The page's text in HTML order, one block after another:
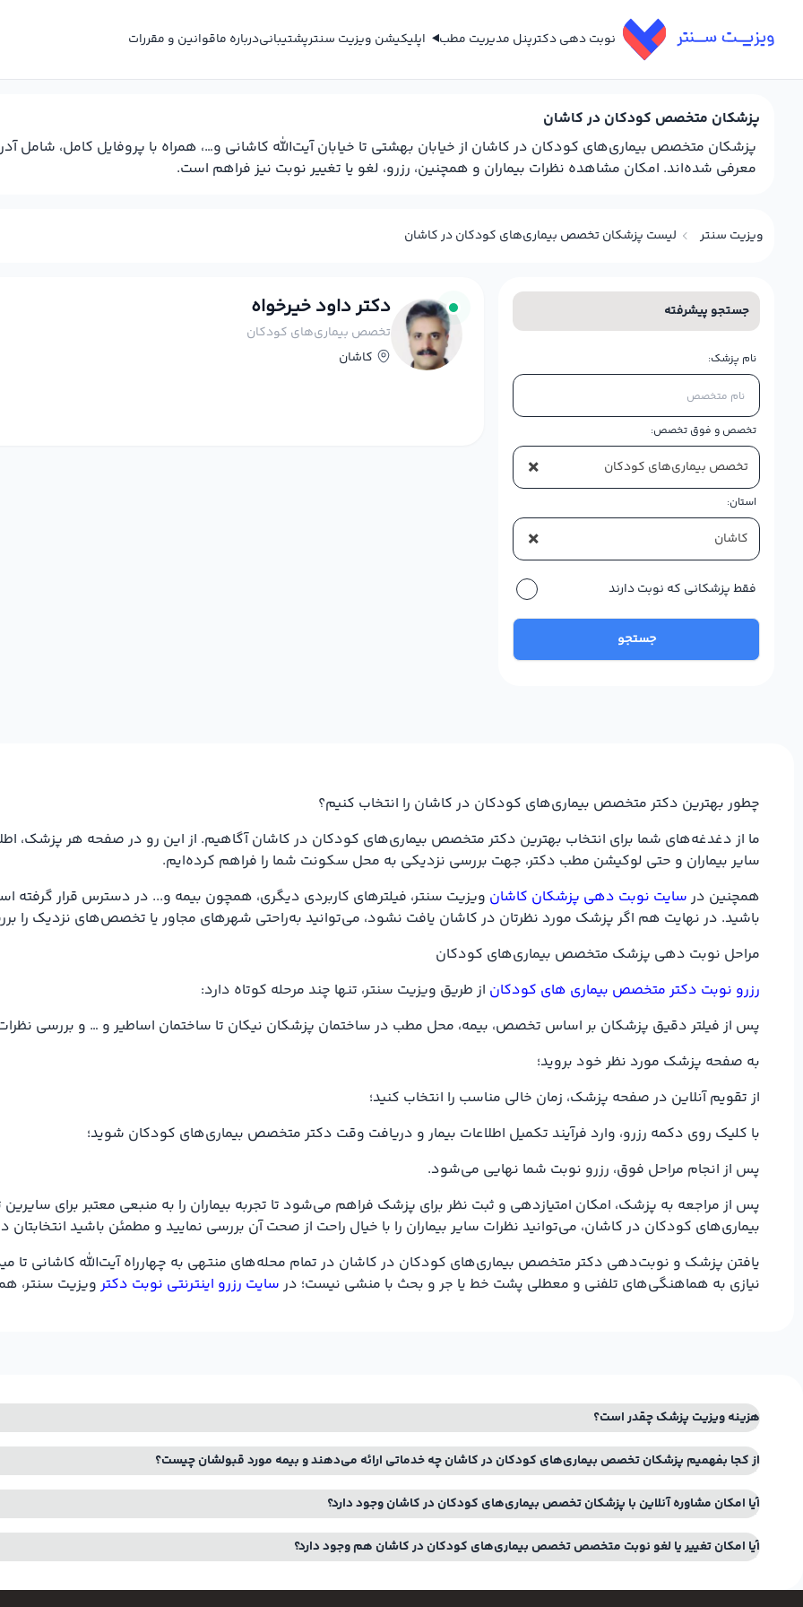
نوبت دهی دکترپنل مدیریت مطب اپلیکیشن ویزیت سنترپشتیبانیدرباره ماقوانین و مقررات
پزشکان متخصص کودکان در کاشان
پزشکان متخصص بیماری‌های کودکان در کاشان از خیابان بهشتی تا خیابان آیت‌الله کاشانی و…، همراه با پروفایل کامل،
معرفی شده‌اند. امکان مشاهده نظرات بیماران و همچنین، رزرو، لغو یا تغییر نوبت نیز فراهم است.
ویزیت سنتر لیست پزشکان تخصص بیماری‌های کودکان در کاشان
دکتر داود خیرخواه
تخصص بیماری‌های کودکان
کاشان
جستجو پیشرفته
نام پزشک:
تخصص و فوق تخصص:
× تخصص بیماری‌های کودکان
استان:
× کاشان
فقط پزشکانی که نوبت دارند
جستجو
چطور بهترین دکتر متخصص بیماری‌های کودکان در کاشان را انتخاب کنیم؟
ما از دغدغه‌های شما برای انتخاب بهترین دکتر متخصص بیماری‌های کودکان در کاشان آگاهیم. از این رو در صفحه هر پزشک،
سایر بیماران و حتی لوکیشن مطب دکتر، جهت بررسی نزدیکی به محل سکونت شما را فراهم کرده‌ایم.
همچنین در سایت نوبت دهی پزشکان کاشان ویزیت سنتر، فیلترهای کاربردی دیگری، همچون بیمه و... در دسترس قرار گرفته
باشید. در نهایت هم اگر پزشک مورد نظرتان در کاشان یافت نشود، می‌توانید به‌راحتی شهرهای مجاور یا تخصص‌های نزدیک را
مراحل نوبت دهی پزشک متخصص بیماری‌های کودکان
رزرو نوبت دکتر متخصص بیماری های کودکان از طریق ویزیت سنتر، تنها چند مرحله کوتاه دارد:
پس از فیلتر دقیق پزشکان بر اساس تخصص، بیمه، محل مطب در ساختمان پزشکان نیکان تا ساختمان اساطیر و … و بررسی نظرات
به صفحه پزشک مورد نظر خود بروید؛
از تقویم آنلاین در صفحه پزشک، زمان خالی مناسب را انتخاب کنید؛
با کلیک روی دکمه رزرو، وارد فرآیند تکمیل اطلاعات بیمار و دریافت وقت دکتر متخصص بیماری‌های کودکان شوید؛
پس از انجام مراحل فوق، رزرو نوبت شما نهایی می‌شود.
پس از مراجعه به پزشک، امکان امتیازدهی و ثبت نظر برای پزشک فراهم می‌شود تا تجربه بیماران را به منبعی معتبر برای
بیماری‌های کودکان در کاشان، می‌توانید نظرات سایر بیماران را با خیال راحت از صحت آن بررسی نمایید و مطمئن باشید
یافتن پزشک و نوبت‌دهی دکتر متخصص بیماری‌های کودکان در کاشان در تمام محله‌های منتهی به چهارراه آیت‌الله کاشانی تا
نیازی به هماهنگی‌های تلفنی و معطلی پشت خط یا جر و بحث با منشی نیست؛ در سایت رزرو اینترنتی نوبت دکترویزیت سنتر،
هزینه ویزیت پزشک چقدر است؟
از کجا بفهمیم پزشکان تخصص بیماری‌های کودکان در کاشان چه خدماتی ارائه می‌دهند و بیمه مورد قبولشان چیست؟
آیا امکان مشاوره آنلاین با پزشکان تخصص بیماری‌های کودکان در کاشان وجود دارد؟
آیا امکان تغییر یا لغو نوبت متخصص تخصص بیماری‌های کودکان در کاشان هم وجود دارد؟